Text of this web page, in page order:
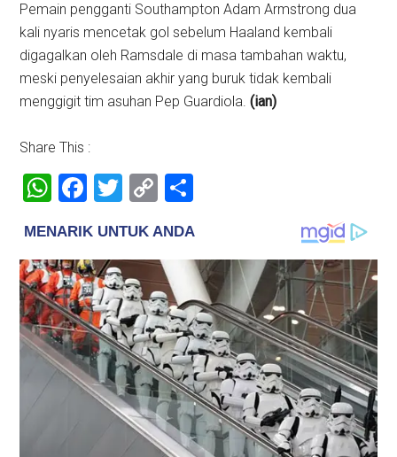
Pemain pengganti Southampton Adam Armstrong dua
kali nyaris mencetak gol sebelum Haaland kembali
digagalkan oleh Ramsdale di masa tambahan waktu,
meski penyelesaian akhir yang buruk tidak kembali
menggigit tim asuhan Pep Guardiola.(ian)
Share This :
WhatsApp
Facebook
Twitter
Copy